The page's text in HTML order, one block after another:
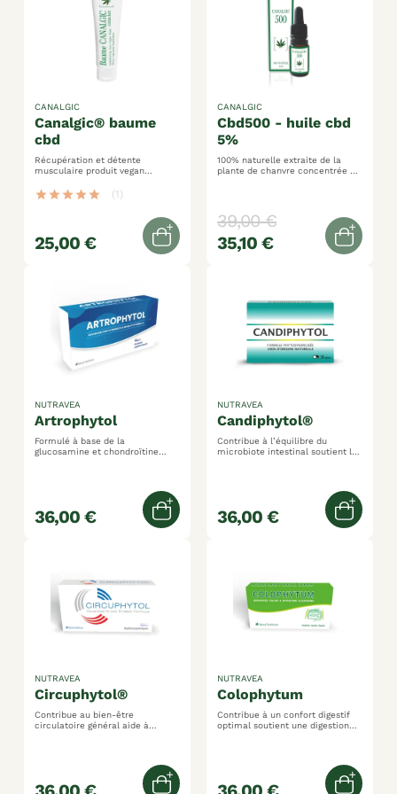
canalgic® baume
cbd
CANALGIC
Récupération et détente
musculaire produit vegan
star star star star star (1)
25,00 € Out of stock
cbd500 - huile cbd
5%
CANALGIC
100% naturelle extraite de la
plante de chanvre concentrée à
39,00 €
35,10 €
Out
artrophytol
NUTRAVEA
Formulé à base de la
glucosamine et chondroïtine
maintien des tissus conjonctifs
tels que les cartilages et les
tendons
36,00 € Ajouter au panier
candiphytol®
NUTRAVEA
Contribue à l’équilibre du
microbiote intestinal soutient la
36,00 €
circuphytol®
NUTRAVEA
Contribue au bien-être
circulatoire général aide à
colophytum
NUTRAVEA
Contribue à un confort digestif
optimal soutient une digestion